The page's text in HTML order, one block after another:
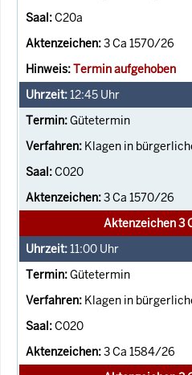
C20a
3 Ca 1570/26
Termin aufgehoben
12:45 Uhr
Gütetermin
Klagen in
C020
3 Ca 1570/26
Aktenzeichen 3
11:00 Uhr
Gütetermin
Klagen in
C020
3 Ca 1584/26